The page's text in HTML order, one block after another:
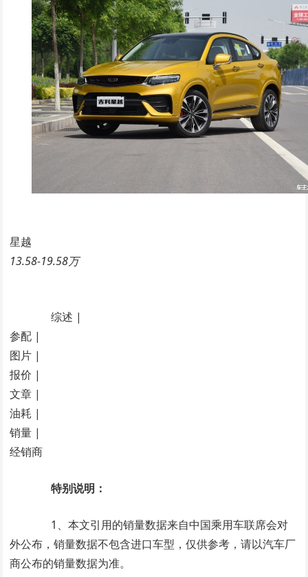
星越
13.58-19.58万
综述 |
参配 |
图片 |
报价 |
文章 |
油耗 |
销量 |
经销商
特别说明：
1、本文引用的销量数据来自中国乘用车联席会对
外公布，销量数据不包含进口车型，仅供参考，请以汽车厂
商公布的销量数据为准。